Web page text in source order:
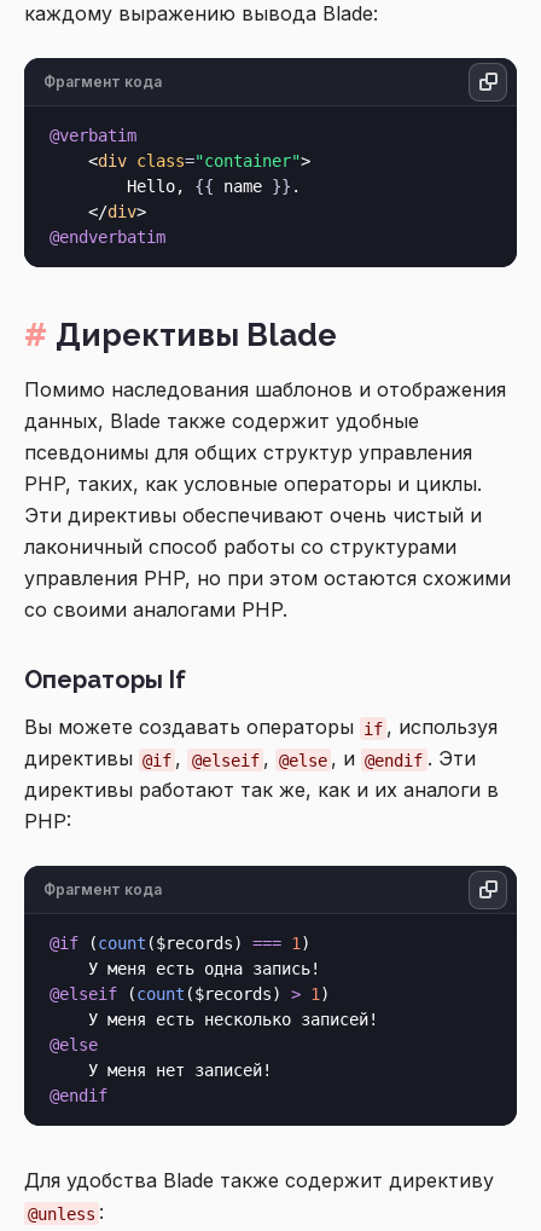
каждому выражению вывода Blade:
Фрагмент кода
@verbatim
<div class="container">
        Hello,
{{ name }} .
</div>
@endverbatim
Директивы Blade
Помимо наследования шаблонов и отображения
данных, Blade также содержит удобные
псевдонимы для общих структур управления
PHP, таких, как условные операторы и циклы.
Эти директивы обеспечивают очень чистый и
лаконичный способ работы со структурами
управления PHP, но при этом остаются схожими
со своими аналогами PHP.
Операторы If
Вы можете создавать операторы if , используя
директивы @if , @elseif , @else , и @endif . Эти
директивы работают так же, как и их аналоги в
PHP:
Фрагмент кода
@if (count ($records) === 1)
@elseif (count ($records) > 1)
@else
@endif
Для удобства Blade также содержит директиву
@unless :